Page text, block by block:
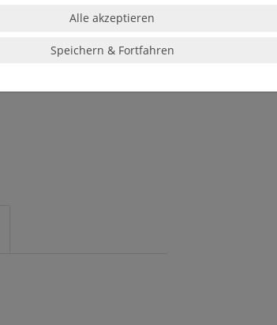
Alle akzeptieren
Speichern & Fortfahren